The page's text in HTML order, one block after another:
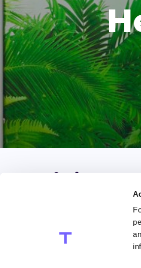
Exfoliant cu
uleiuri
ierburi
mască de